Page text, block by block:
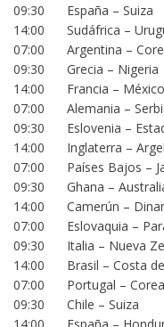
09:30
España – Suiza
14:00
Sudáfrica –
07:00
Argentina –
09:30
Grecia – Nigeria
14:00
Francia – México
07:00
Alemania –
09:30
Eslovenia –
14:00
Inglaterra –
07:00
Países Bajos –
09:30
Ghana –
14:00
Camerún –
07:00
Eslovaquia –
09:30
Italia – Nueva
14:00
Brasil – Costa
07:00
Portugal –
09:30
Chile – Suiza